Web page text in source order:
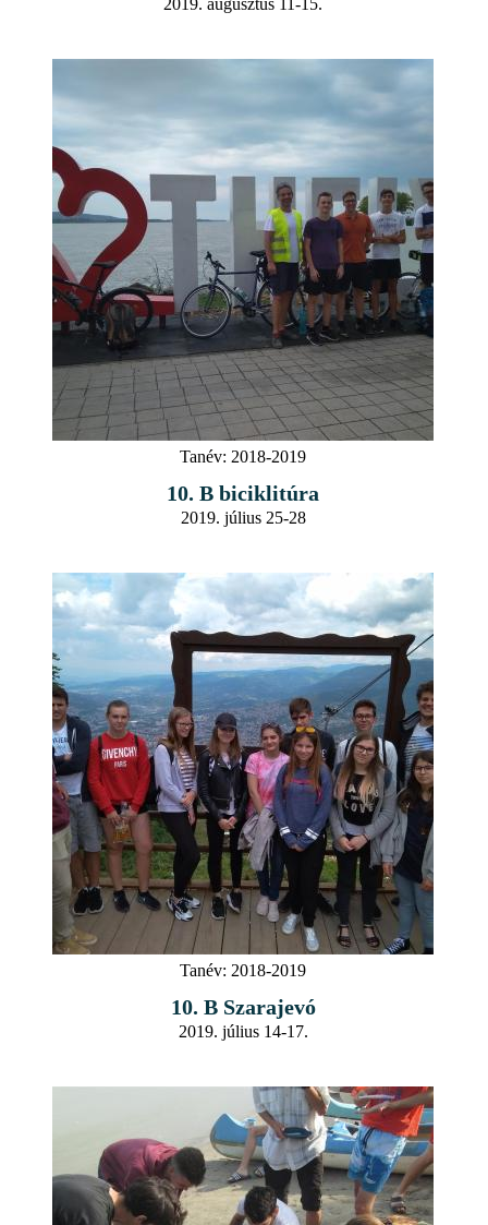
Tanév: 2018-2019
10. B biciklitúra
2019. július 25-28
Tanév: 2018-2019
10. B Szarajevó
2019. július 14-17.